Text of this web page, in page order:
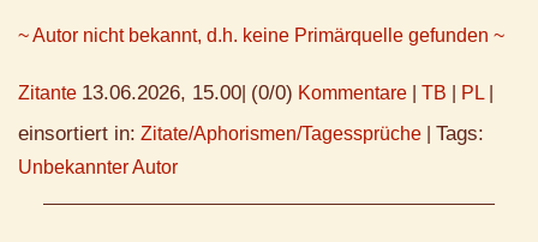
~ Autor nicht bekannt, d.h. keine Primärquelle gefunden ~
Zitante 13.06.2026, 15.00 (0/0) Kommentare TB PL
einsortiert in: Zitate/Aphorismen/Tagessprüche Tags:
Unbekannter Autor